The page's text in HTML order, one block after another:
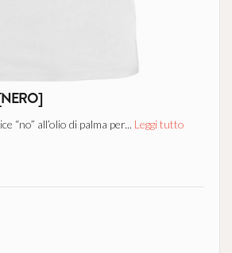
“no” all’olio di palma per... Leggi tutto